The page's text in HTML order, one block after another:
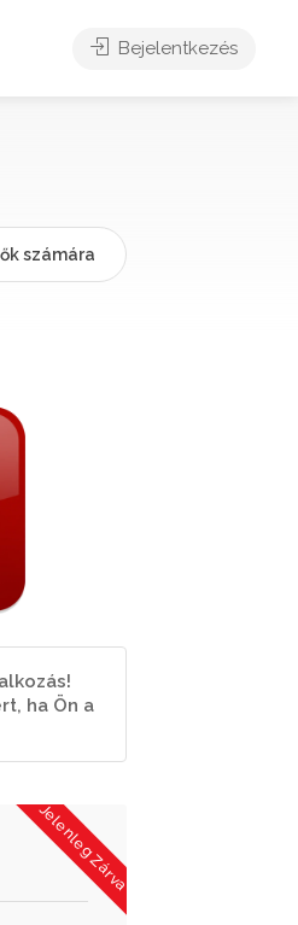
Bejelentkezés
számára
ha Ön a
Jelenleg Zárva